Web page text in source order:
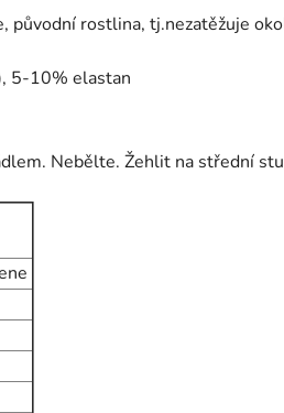
původní rostlina, tj.nezatěžuje
5-10% elastan
Nebělte. Žehlit na střední